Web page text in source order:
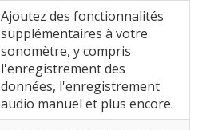
Ajoutez des fonctionnalités
supplémentaires à votre
sonomètre, y compris
l'enregistrement des
données, l'enregistrement
audio manuel et plus encore.